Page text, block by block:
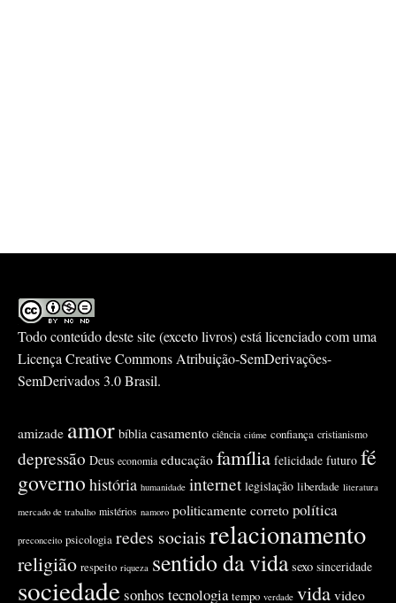
Todo conteúdo deste site (exceto livros) está licenciado com uma
LicençaCreative Commons Atribuição-SemDerivações-
SemDerivados 3.0 Brasil.
amizade amor bíblia casamento ciência ciúme confiança cristianismo
depressão Deus economia educação família felicidade futuro fé
governo história humanidade internet legislação liberdade literatura
mercado de trabalho mistérios namoro politicamente correto política
preconceito psicologia redes sociaisrelacionamento
religião respeito riqueza sentido da vida sexo sinceridade
sociedadesonhos tecnologia tempo verdade vida video